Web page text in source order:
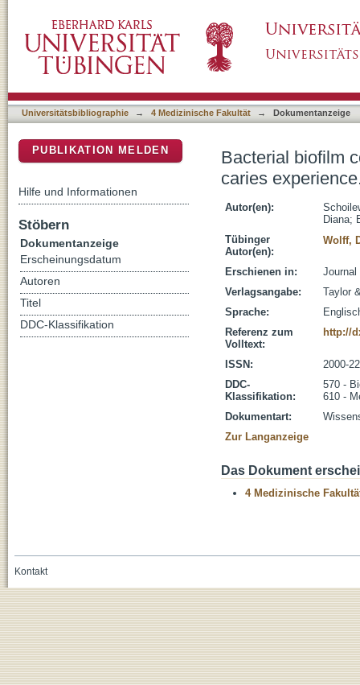
Universitätsbibliographie → 4 Medizinische Fakultät → Dokumentanzeige
Bacterial biofilm
caries
Autor(en):
Diana;
Tübinger
Autor(en):
Wolff,
Erschienen in:
Journal
Verlagsangabe:
Taylor
Sprache:
Referenz zum
Volltext:
http://
ISSN:
2000-
DDC-
Klassifikation:
570 -
610 -
Dokumentart:
Zur Langanzeige
Das Dokument
4 Medizinische
PUBLIKATION MELDEN
Hilfe und Informationen
Stöbern
Dokumentanzeige
Erscheinungsdatum
Autoren
Titel
DDC-Klassifikation
Kontakt